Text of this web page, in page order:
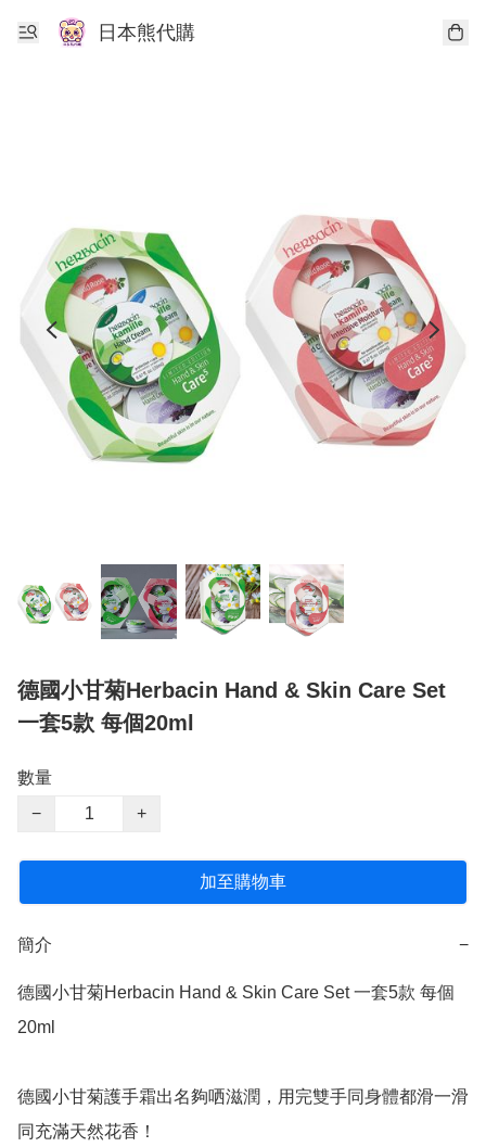
日本熊代購
德國小甘菊Herbacin Hand & Skin Care Set
一套5款 每個20ml
數量
−
+
加至購物車
簡介 −
德國小甘菊Herbacin Hand & Skin Care Set 一套5款 每個
20ml
德國小甘菊護手霜出名夠哂滋潤，用完雙手同身體都滑一滑
同充滿天然花香！